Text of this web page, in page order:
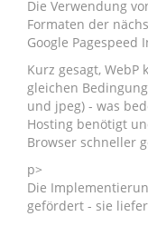
Die Verwendung
Formaten der
Google Pagespeed
Kurz gesagt,
gleichen
und jpeg) - was
Hosting benötigt
Browser schneller
p>
Die
gefördert - sie